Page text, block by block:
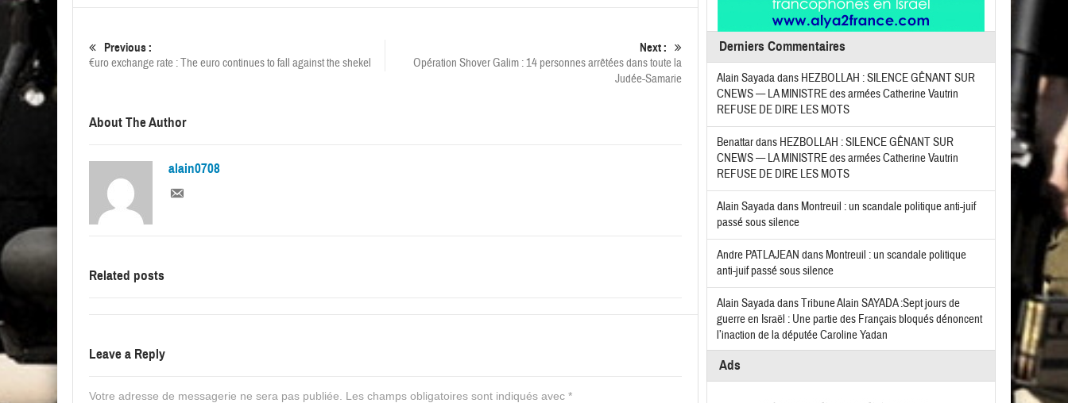
Previous :
€uro exchange rate : The euro continues to fall against the shekel
Next :
Opération Shover Galim : 14 personnes arrêtées dans toute la
Judée-Samarie
About The Author
alain0708
Related posts
Leave a Reply
Votre adresse de messagerie ne sera pas publiée. Les champs obligatoires sont indiqués avec *
Derniers Commentaires
Alain Sayadadans HEZBOLLAH : SILENCE GÊNANT SUR
CNEWS — LA MINISTRE des armées Catherine Vautrin
REFUSE DE DIRE LES MOTS
Benattardans HEZBOLLAH : SILENCE GÊNANT SUR
CNEWS — LA MINISTRE des armées Catherine Vautrin
REFUSE DE DIRE LES MOTS
Alain Sayadadans Montreuil : un scandale politique anti-juif
passé sous silence
Andre PATLAJEAN dans Montreuil : un scandale politique
anti-juif passé sous silence
Alain SayadadansTribune Alain SAYADA :Sept jours de
guerre en Israël : Une partie des Français bloqués dénoncent
l’inaction de la députée Caroline Yadan
Ads